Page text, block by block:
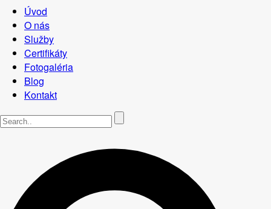
Úvod
O nás
Služby
Certifikáty
Fotogaléria
Blog
Kontakt